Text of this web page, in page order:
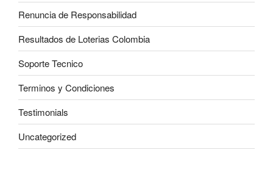
Renuncia de Responsabilidad
Resultados de Loterias Colombia
Soporte Tecnico
Terminos y Condiciones
Testimonials
Uncategorized